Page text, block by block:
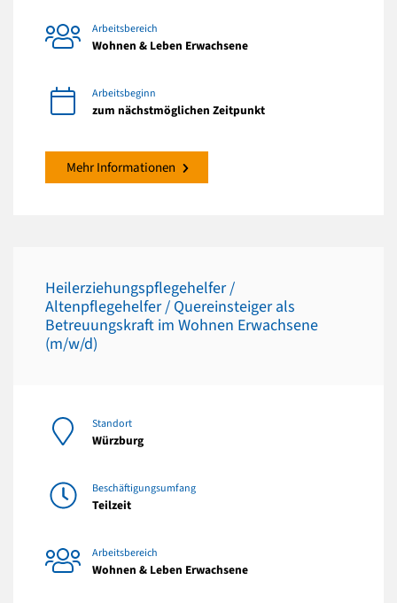
Arbeitsbereich
Wohnen & Leben Erwachsene
Arbeitsbeginn
zum nächstmöglichen Zeitpunkt
Mehr Informationen
Heilerziehungspflegehelfer /
Altenpflegehelfer / Quereinsteiger als
Betreuungskraft im Wohnen Erwachsene
(m/w/d)
Standort
Würzburg
Beschäftigungsumfang
Teilzeit
Arbeitsbereich
Wohnen & Leben Erwachsene